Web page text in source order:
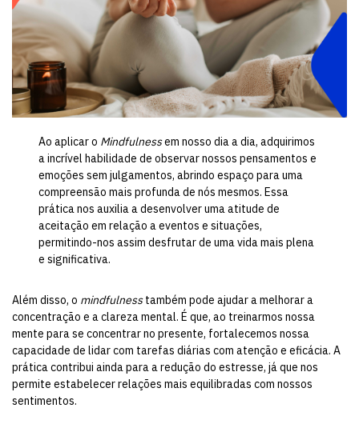
Ao aplicar o Mindfulnessem nosso dia a dia, adquirimos
a incrível habilidade de observar nossos pensamentos e
emoções sem julgamentos, abrindo espaço para uma
compreensão mais profunda de nós mesmos. Essa
prática nos auxilia a desenvolver uma atitude de
aceitação em relação a eventos e situações,
permitindo-nos assim desfrutar de uma vida mais plena
e significativa.
Além disso, o mindfulnesstambém pode ajudar a melhorar a
concentração e a clareza mental. É que, ao treinarmos nossa
mente para se concentrar no presente, fortalecemos nossa
capacidade de lidar com tarefas diárias com atenção e eficácia. A
prática contribui ainda para a redução do estresse, já que nos
permite estabelecer relações mais equilibradas com nossos
sentimentos.